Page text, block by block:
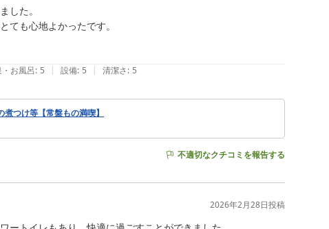
した。
ても心地よかったです。
お風呂: 5 | 設備: 5 | 清潔さ: 5
つけ等【常盤もの満喫】
不適切なクチコミを報告する
2026年2月28日投稿